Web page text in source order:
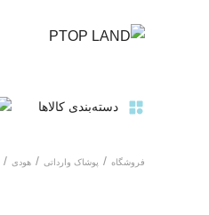
دسته‌بندی کالاها
فروشگاه پوشاک وارداتی هودی